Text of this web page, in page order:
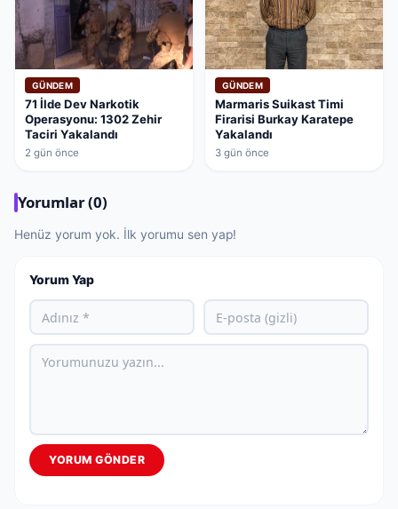
GÜNDEM
71 İlde Dev Narkotik
Operasyonu: 1302 Zehir
Taciri Yakalandı
2 gün önce
GÜNDEM
Marmaris Suikast Timi
Firarisi Burkay Karatepe
Yakalandı
3 gün önce
Yorumlar (0)
Henüz yorum yok. İlk yorumu sen yap!
Yorum Yap
YORUM GÖNDER